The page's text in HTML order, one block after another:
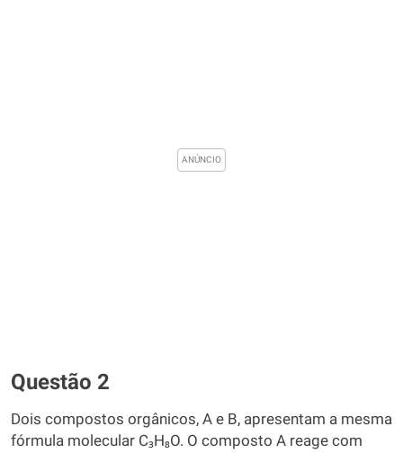
Questão 2
Dois compostos orgânicos, A e B, apresentam a mesma
fórmula molecular C₃H₈O. O composto A reage com